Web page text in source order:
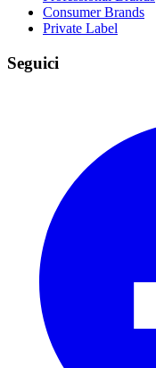
Consumer Brands
Private Label
Seguici